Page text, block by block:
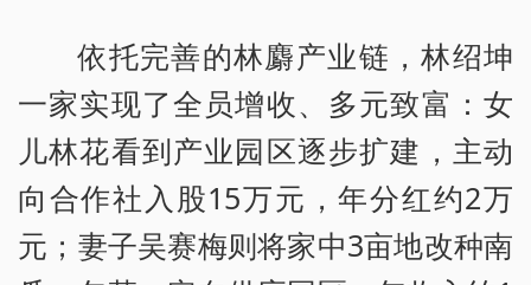
依托完善的林麝产业链，林绍坤
一家实现了全员增收、多元致富：女
儿林花看到产业园区逐步扩建，主动
向合作社入股15万元，年分红约2万
元；妻子吴赛梅则将家中3亩地改种南